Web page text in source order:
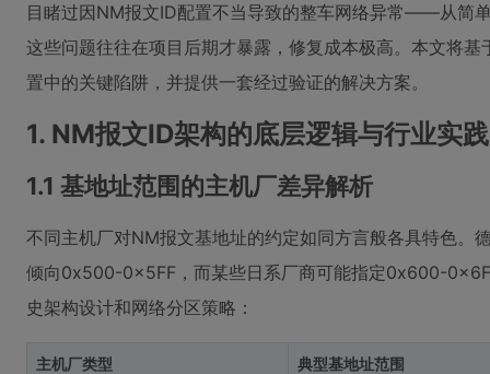
目睹过因NM报文ID配置不当导致的整车网络异常——从简
这些问题往往在项目后期才暴露，修复成本极高。本文将
置中的关键陷阱，并提供一套经过验证的解决方案。
1. NM报文ID架构的底层逻辑与行业实践
1.1 基地址范围的主机厂差异解析
不同主机厂对NM报文基地址的约定如同方言般各具特色
倾向0x500-0x5FF，而某些日系厂商可能指定0x600-
史架构设计和网络分区策略：
主机厂类型 典型基地址范围